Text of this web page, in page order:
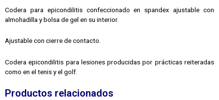
Codera para epicondilitis confeccionado en spandex ajustable con
almohadilla y bolsa de gel en su interior.
Ajustable con cierre de contacto.
Codera epicondilitis para lesiones producidas por prácticas reiteradas
como en el tenis y el golf.
Productos relacionados